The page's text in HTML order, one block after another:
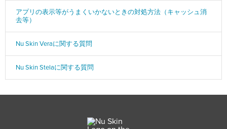
アプリの表示等がうまくいかないときの対処方法（キャッシュ消
去等）
Nu Skin Veraに関する質問
Nu Skin Stelaに関する質問